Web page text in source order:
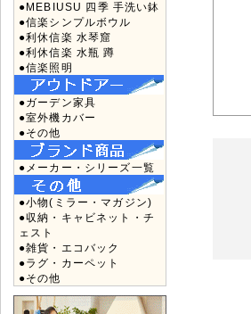
●MEBIUSU 四季 手洗い鉢
●信楽シンプルボウル
●利休信楽 水琴窟
●利休信楽 水瓶 蹲
●信楽照明
●ガーデン家具
●室外機カバー
●その他
●メーカー・シリーズ一覧
●小物(ミラー・マガジン)
●収納・キャビネット・チ
ェスト
●雑貨・エコバック
●ラグ・カーペット
●その他